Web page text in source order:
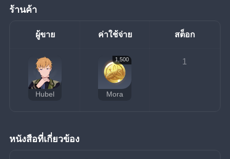
ร้านค้า
ผู้ขาย ค่าใช้จ่าย สต็อก
Hubel
1,500
Mora
1
หนังสือที่เกี่ยวข้อง